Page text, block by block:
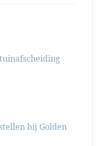
bij Golden